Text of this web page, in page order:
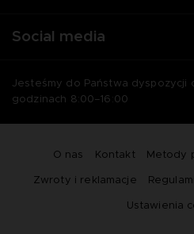
Social media
Jesteśmy do Państwa dyspozycji
godzinach 8:00–16:00
O nas Kontakt Metody
Zwroty i reklamacje
Ustawienia